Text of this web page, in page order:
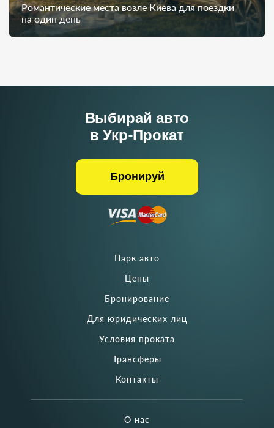
Романтические места возле Киева для поездки
на один день
Парк авто
Цены
Бронирование
Для юридических лиц
Условия проката
Трансферы
Контакты
О нас
Выбирай авто
в Укр-Прокат
Бронируй